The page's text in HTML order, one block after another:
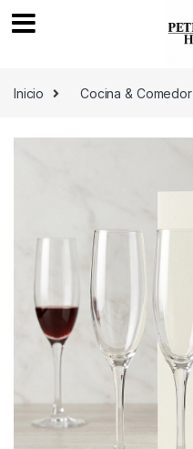
Inicio
Cocina & Comedor